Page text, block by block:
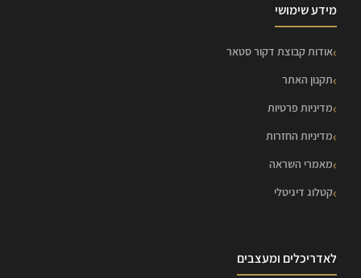
מידע שימושי
אודות קבוצת דקור סטאר
תקנון האתר
מדיניות פרטיות
מדיניות החזרות
מאמרי השראה
קטלוג דיגיטלי
לאדריכלים ומעצבים